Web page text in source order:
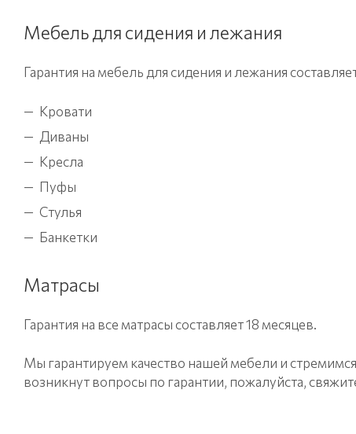
Мебель для сидения и лежания
Гарантия на мебель для сидения и лежания
Кровати
Диваны
Кресла
Пуфы
Стулья
Банкетки
Матрасы
Гарантия на все матрасы составляет 18 месяцев.
Мы гарантируем качество нашей мебели и
возникнут вопросы по гарантии, пожалуйста,